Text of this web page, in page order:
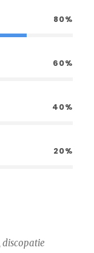
80%
60%
40%
20%